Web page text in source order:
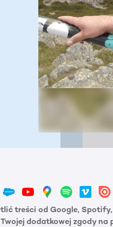
treści od Google,
dodatkowej zgody na